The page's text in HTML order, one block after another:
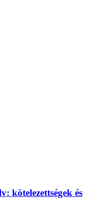
kötelezettségek és